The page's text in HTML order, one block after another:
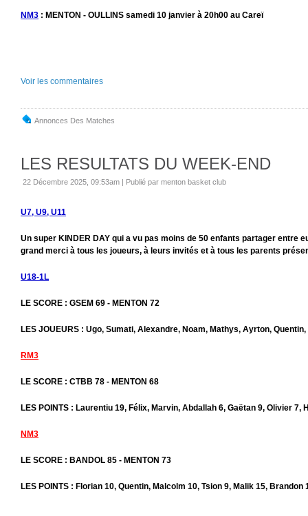
NM3 : MENTON - OULLINS samedi 10 janvier à 20h00 au Careï
Voir les commentaires
Annonces Des Matches
LES RESULTATS DU WEEK-END
22 Décembre 2025, 09:53am | Publié par menton basket club
U7, U9, U11
Un super KINDER DAY qui a vu pas moins de 50 enfants partager entre
grand merci à tous les joueurs, à leurs invités et à tous les parents
U18-1L
LE SCORE : GSEM 69 - MENTON 72
LES JOUEURS : Ugo, Sumati, Alexandre, Noam, Mathys, Ayrton,
RM3
LE SCORE : CTBB 78 - MENTON 68
LES POINTS : Laurentiu 19, Félix, Marvin, Abdallah 6, Gaëtan 9, Olivier 7,
NM3
LE SCORE : BANDOL 85 - MENTON 73
LES POINTS : Florian 10, Quentin, Malcolm 10, Tsion 9, Malik 15, Brandon